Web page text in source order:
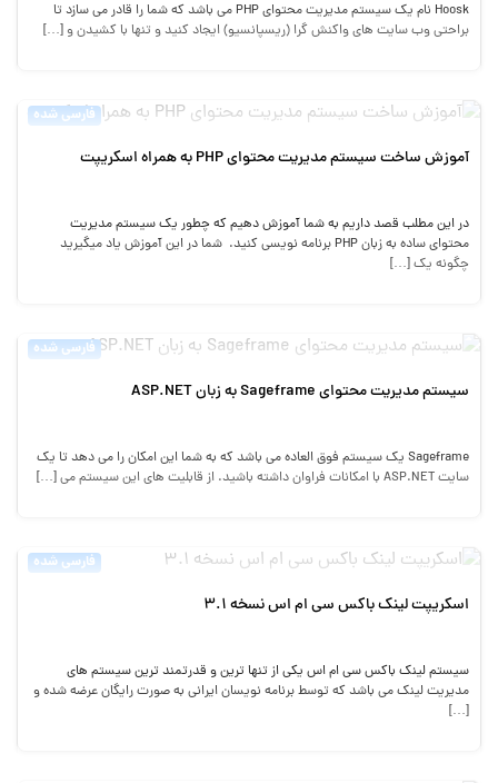
Hoosk نام یک سیستم مدیریت محتوای PHP می باشد که شما را قادر می سازد تا
براحتی وب سایت های واکنش گرا (ریسپانسیو) ایجاد کنید و تنها با کشیدن و […]
فارسی شده
آموزش ساخت سیستم مدیریت محتوای PHP به همراه اسکریپت
در این مطلب قصد داریم به شما آموزش دهیم که چطور یک سیستم مدیریت
محتوای ساده به زبان PHP برنامه نویسی کنید. شما در این آموزش یاد میگیرید
چگونه یک […]
فارسی شده
سیستم مدیریت محتوای Sageframe به زبان ASP.NET
Sageframe یک سیستم فوق العاده می باشد که به شما این امکان را می دهد تا یک
سایت ASP.NET با امکانات فراوان داشته باشید. از قابلیت های این سیستم می […]
فارسی شده
اسکریپت لینک باکس سی ام اس نسخه ۳.۱
سیستم لینک باکس سی ام اس یکی از تنها ترین و قدرتمند ترین سیستم های
مدیریت لینک می باشد که توسط برنامه نویسان ایرانی به صورت رایگان عرضه شده و
[…]